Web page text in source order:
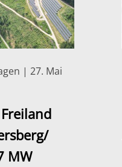
| 27. Mai
MW